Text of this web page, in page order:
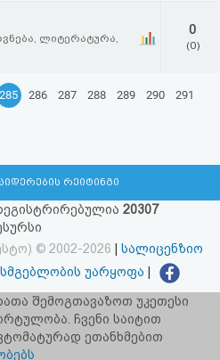
ლიტერატურა,
0
(0)
285 286 287 288 289 290 291
რეიტინგი
20307
© 2002-2026
სალიცენზიო
უარყოფა
TOP.GE
ძველი ვერსია ბმულზე
შემოგთავაზოთ უკეთესი
ჩვენი საიტით
ეთანხმებით